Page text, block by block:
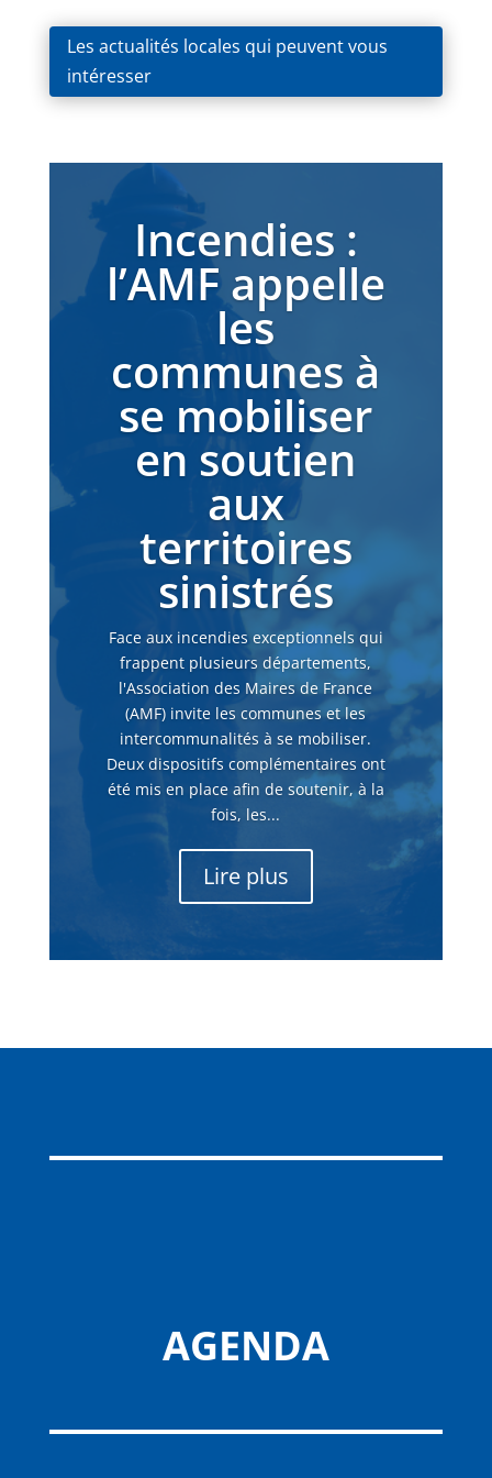
Les actualités locales qui peuvent vous
intéresser
Incendies :
l’AMF appelle
les
communes à
se mobiliser
en soutien
aux
territoires
sinistrés
Face aux incendies exceptionnels qui
frappent plusieurs départements,
l'Association des Maires de France
(AMF) invite les communes et les
intercommunalités à se mobiliser.
Deux dispositifs complémentaires ont
été mis en place afin de soutenir, à la
fois, les...
Lire plus
AGENDA